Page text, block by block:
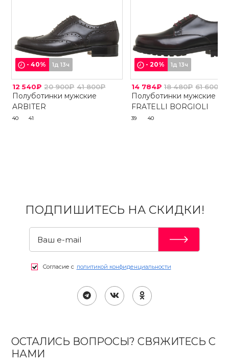
-40% 1д 13ч
12 540₽ 20 900₽ 41 800₽
Полуботинки мужские
ARBITER
40 41
-20% 1д 13ч
14 784₽ 18 480₽ 61 600₽
Полуботинки мужские
FRATELLI BORGIOLI
39 40
ПОДПИШИТЕСЬ НА СКИДКИ!
Согласие с политикой конфиденциальности
ОСТАЛИСЬ ВОПРОСЫ? СВЯЖИТЕСЬ С
НАМИ